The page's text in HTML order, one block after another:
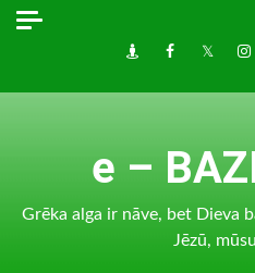
Skip
DraugiemFacebook
Twitter
e –
Grēka alga ir nāve, bet Dieva
Jēzū,